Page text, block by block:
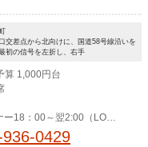
交差点から北向けに、国道58号線沿いを
初の信号を左折し、右手
算 1,000円台
ー18：00～翌2:00（LOフ
、ドリンク翌1:45）
0429